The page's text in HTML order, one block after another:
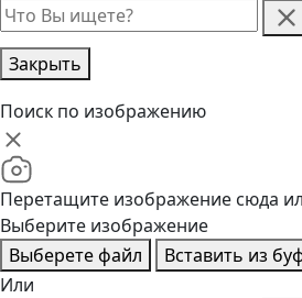
Закрыть
Поиск по изображению
Перетащите изображение сюда
Выберите изображение
Выберете файл
Вставить из
Или